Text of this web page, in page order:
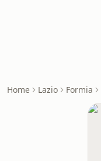
Home Lazio Formia